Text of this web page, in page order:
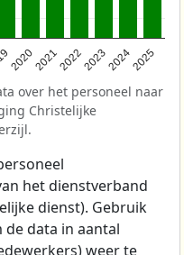
202020212022202320242025
over het personeel naar
Christelijke
het dienstverband
dienst). Gebruik
data in aantal
weer te